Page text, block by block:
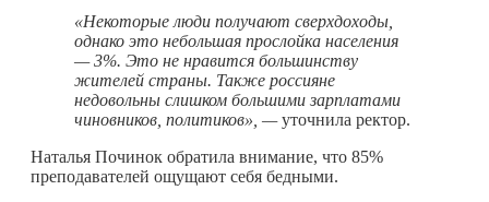
«Некоторые люди получают сверхдоходы,
однако это небольшая прослойка населения
— 3%. Это не нравится большинству
жителей страны. Также россияне
недовольны слишком большими зарплатами
чиновников, политиков», —уточнила ректор.
Наталья Починок обратила внимание, что 85%
преподавателей ощущают себя бедными.